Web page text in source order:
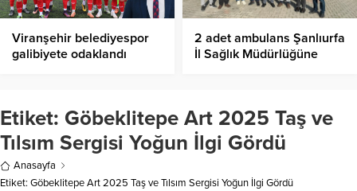
Viranşehir belediyespor
galibiyete odaklandı
2 adet ambulans Şanlıurfa
İl Sağlık Müdürlüğüne
Etiket: Göbeklitepe Art 2025 Taş ve
Tılsım Sergisi Yoğun İlgi Gördü
Anasayfa
Etiket: Göbeklitepe Art 2025 Taş ve Tılsım Sergisi Yoğun İlgi Gördü